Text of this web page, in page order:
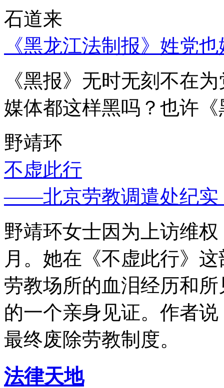
石道来
《黑龙江法制报》姓党
《黑报》无时无刻不在
媒体都这样黑吗？也许
野靖环
不虚此行
——北京劳教调遣处纪实
野靖环女士因为上访维
月。她在《不虚此行》
劳教场所的血泪经历和
的一个亲身见证。作者
最终废除劳教制度。
法律天地